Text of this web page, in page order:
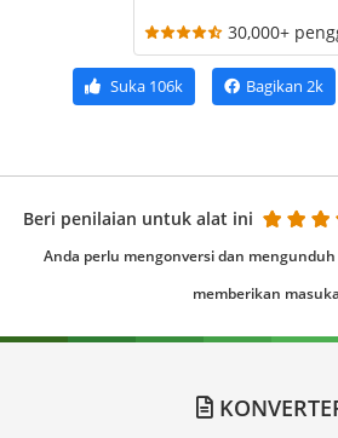
30,000+
Suka106k Bagikan 2k
Beri penilaian untuk alat ini
Anda perlu mengonversi dan
memberikan